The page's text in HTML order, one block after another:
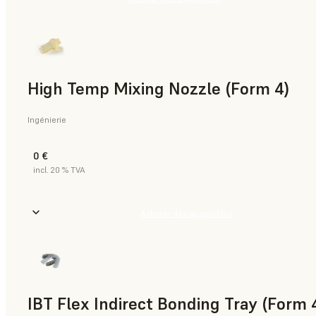
High Temp Mixing Nozzle (Form 4)
Ingénierie
0 €
incl. 20 % TVA
IBT Flex Indirect Bonding Tray (Form